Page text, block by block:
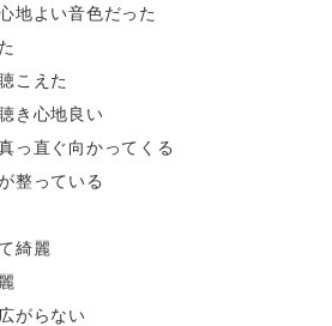
地よい音色だった
こえた
き心地良い
っ直ぐ向かってくる
整っている
綺麗
がらない